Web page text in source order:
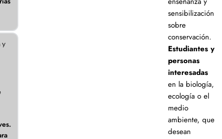
y
sensibilización
sobre
conservación.
Estudiantes y
personas
interesadas
en la biología,
ecología o el
medio
ambiente, que
desean